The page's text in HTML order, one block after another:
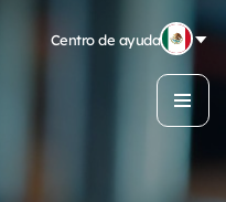
Centro de ayuda